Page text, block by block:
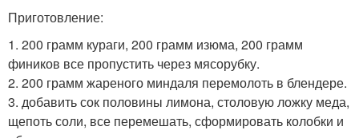
Приготовление:
1. 200 грамм кураги, 200 грамм изюма, 200 грамм
фиников все пропустить через мясорубку.
2. 200 грамм жареного миндаля перемолоть в блендере.
3. добавить сок половины лимона, столовую ложку меда,
щепоть соли, все перемешать, сформировать колобки и